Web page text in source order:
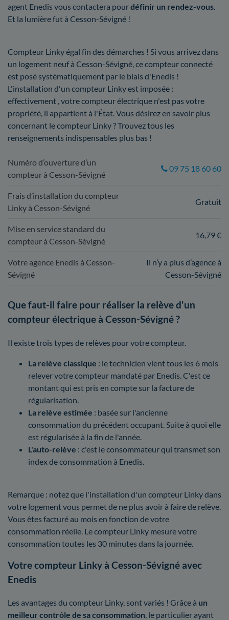
agent Enedis vous contactera pourdéfinir un rendez-vous.
Et la lumière fut à Cesson-Sévigné !
Compteur Linky égal fin des démarches ! Si vous arrivez dans
un logement neuf à Cesson-Sévigné, ce compteur connecté
est posé systématiquement par le biais d'Enedis !
L'installation d'un compteur Linky est imposée :
effectivement , votre compteur électrique n'est pas votre
propriété, il appartient à l'État. Vous désirez en savoir plus
concernant le compteur Linky ? Trouvez tous les
renseignements indispensables plus bas !
Numéro d’ouverture d’un
compteur à Cesson-Sévigné
09 75 18 60 60
Frais d’installation du compteur
Linky à Cesson-Sévigné
Gratuit
Mise en service standard du
compteur à Cesson-Sévigné
16,79 €
Votre agence Enedis à Cesson-
Sévigné
Il n’y a plus d’agence à
Cesson-Sévigné
Que faut-il faire pour réaliser la relève d'un
compteur électrique à Cesson-Sévigné ?
Il existe trois types de relèves pour votre compteur.
La relève classique : le technicien vient tous les 6 mois
relever votre compteur mandaté par Enedis. C'est ce
montant qui est pris en compte sur la facture de
régularisation.
La relève estimée : basée sur l'ancienne
consommation du précédent occupant. Suite à quoi elle
est régularisée à la fin de l'année.
L'auto-relève : c'est le consommateur qui transmet son
index de consommation à Enedis.
Remarque : notez que l'installation d'un compteur Linky dans
votre logement vous permet de ne plus avoir à faire de relève.
Vous êtes facturé au mois en fonction de votre
consommation réelle. Le compteur Linky mesure votre
consommation toutes les 30 minutes dans la journée.
Votre compteur Linky à Cesson-Sévigné avec
Enedis
Les avantages du compteur Linky, sont variés ! Grâce à un
meilleur contrôle de sa consommation , le particulier ayant